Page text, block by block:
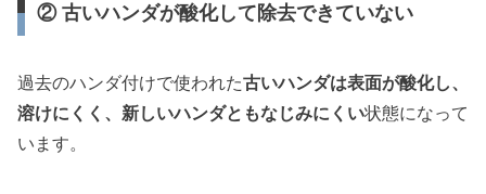
② 古いハンダが酸化して除去できていない
過去のハンダ付けで使われた古いハンダは表面が酸化し、
溶けにくく、新しいハンダともなじみにくい状態になって
います。